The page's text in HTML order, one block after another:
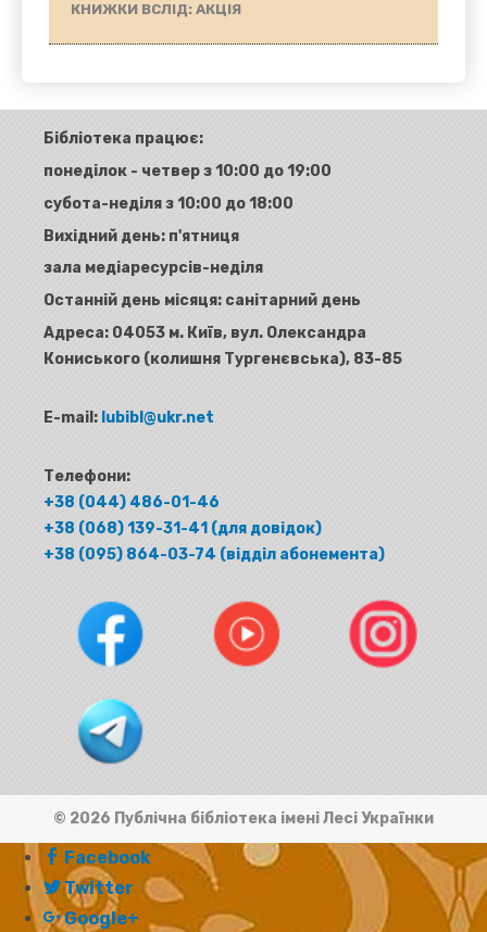
КНИЖКИ ВСЛІД: АКЦІЯ
Бібліотека працює:
понеділок - четвер з 10:00 до 19:00
субота-неділя з 10:00 до 18:00
Вихідний день: п'ятниця
зала медіаресурсів-неділя
Останній день місяця: санітарний день
Адреса: 04053 м. Київ, вул. Олександра
Кониського (колишня Тургенєвська), 83-85
E-mail: lubibl@ukr.net
Телефони:
+38 (044) 486-01-46
+38 (068) 139-31-41 (для довідок)
+38 (095) 864-03-74 (відділ абонемента)
© 2026 Публічна бібліотека імені Лесі Українки
Facebook
Twitter
Google+